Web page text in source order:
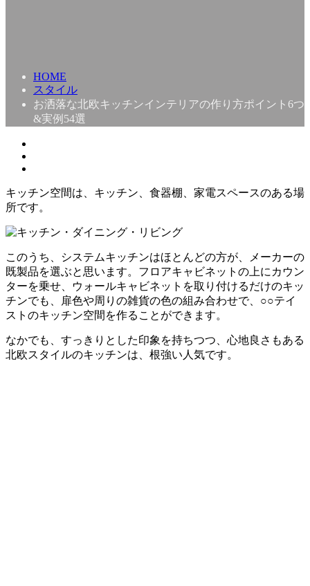
HOME
スタイル
お洒落な北欧キッチンインテリアの作り方ポイント6つ
&実例54選
キッチン空間は、キッチン、食器棚、家電スペースのある場
所です。
このうち、システムキッチンはほとんどの方が、メーカーの
既製品を選ぶと思います。フロアキャビネットの上にカウン
ターを乗せ、ウォールキャビネットを取り付けるだけのキッ
チンでも、扉色や周りの雑貨の色の組み合わせで、○○テイ
ストのキッチン空間を作ることができます。
なかでも、すっきりとした印象を持ちつつ、心地良さもある
北欧スタイルのキッチンは、根強い人気です。